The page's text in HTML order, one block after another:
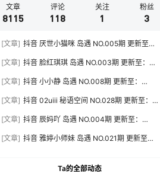
文章
8115
评论
118
关注
1
粉丝
3
[文章] 抖音 厌世小猫咪 岛遇 NO.005期 更新至：
[文章] 抖音 脸红琪琪 岛遇 NO.003期 更新至：
[文章] 抖音 小小静 岛遇 NO.008期 更新至：
[文章] 抖音 02uiii 秘语空间 NO.028期 更新至：
[文章] 抖音 辰妈吖 岛遇 NO.004期 更新至：
[文章] 抖音 雅婷小师妹 岛遇 NO.021期 更新至：
Ta的全部动态